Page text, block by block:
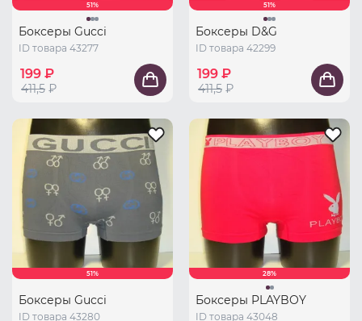
51%
Боксеры Gucci
ID товара 43277
199 ₽
411,5 ₽
51%
Боксеры D&G
ID товара 42299
199 ₽
411,5 ₽
51%
Боксеры Gucci
ID товара 43280
28%
Боксеры PLAYBOY
ID товара 43048